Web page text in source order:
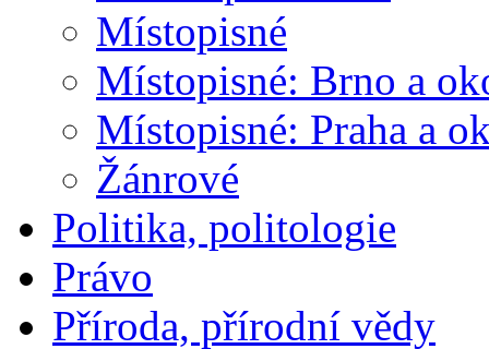
Místopisné
Místopisné: Brno a
Místopisné: Praha a
Žánrové
Politika, politologie
Právo
Příroda, přírodní vědy